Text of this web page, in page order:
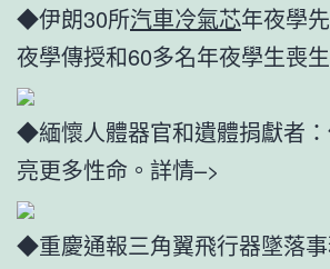
◆伊朗30所汽車冷氣芯年夜學
夜學傳授和60多名年夜學生喪
◆緬懷人體器官和遺體捐獻者
亮更多性命。詳情–>
◆重慶通報三角翼飛行器墜落